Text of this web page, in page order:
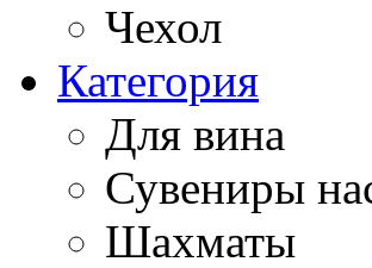
Чехол
Категория
Для вина
Сувениры
Шахматы